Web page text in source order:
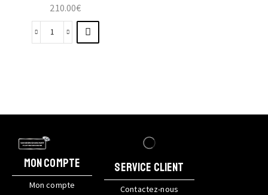
210.00€
Mon compte
Mon compte
SERVICE CLIENT
Contactez-nous